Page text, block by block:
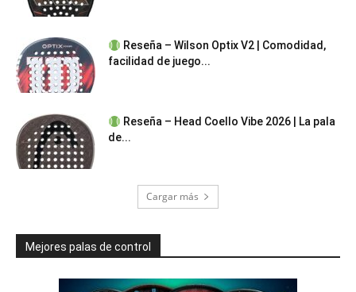
Reseña – Wilson Optix V2 | Comodidad,
facilidad de juego...
Reseña – Head Coello Vibe 2026 | La pala
de...
Cargar más
Mejores palas de control